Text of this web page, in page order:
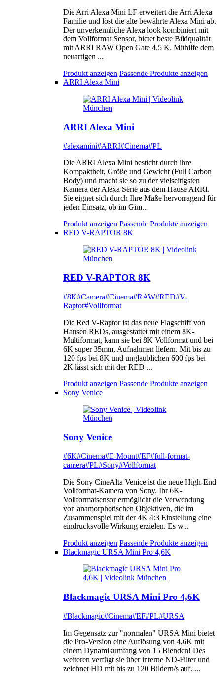
Die Arri Alexa Mini LF erweitert die Arri Alexa
Familie und löst die alte bewährte Alexa Mini ab.
Der unverkennliche Alexa look kombiniert mit
dem Vollformat Sensor, bietet beste Bildqualität
mit ARRI RAW Open Gate 4.5 K. Mithilfe dem
neuartigen ...
Produkt anzeigen Passende Produkte anzeigen
ARRI Alexa Mini
ARRI Alexa Mini
#alexamini#ARRI#Cinema#PL
Die ARRI Alexa Mini besticht durch ihre
Kompaktheit, Größe und Gewicht (Full Carbon
Body) und macht sie so zu der vielseitigsten
Kamera der Alexa Serie aus dem Hause ARRI.
Sie eignet sich durch Ihre Maße hervorragend für
jeden Einsatz, ob im Gim...
Produkt anzeigen Passende Produkte anzeigen
RED V-RAPTOR 8K
RED V-RAPTOR 8K
#8K#Camera#Cinema#RAW#RED#V-
Raptor#Vollformat
Die Red V-Raptor ist das neue Flagschiff von
Hausen REDs, ausgestattet mit einem 8K-
Multiformat, kann sie bei 8K Vollformat und bei
6K super 35mm, Aufnahmen liefern. Mit bis zu
120 fps bei 8K und unglaublichen 600 fps bei
2K lässt sich mit der RED ...
Produkt anzeigen Passende Produkte anzeigen
Sony Venice
Sony Venice
#6K#Cinema#E-Mount#EF#full-format-
camera#PL#Sony#Vollformat
Die Sony CineAlta Venice ist die neue High-End
Vollformat-Kamera von Sony. Ihr 6K-
Vollformatsensor ermöglicht die Verwendung
von anamorphotischen Objektiven, die im
Zusammenspiel mit der 4K 4:3 Einstellung eine
eindrucksvolle Wirkung erzielen. Es w...
Produkt anzeigen Passende Produkte anzeigen
Blackmagic URSA Mini Pro 4,6K
Blackmagic URSA Mini Pro 4,6K
#Blackmagic#Cinema#EF#PL#URSA
Im Gegensatz zur "normalen" URSA Mini bietet
die Pro-Version eine Auflösung von 4,6K mit
einem Dynamikumfang von 15 Blenden! Des
weiteren verfügt sie über interne ND-Filter und
zeichnet HD mit bis zu 120 Bildern/s auf. ...